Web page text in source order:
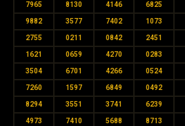
7965 8130 4146 6825
9882 3577 7402 1073
2755 0211 0842 2451
1621 0659 4270 0283
3504 6701 4266 0524
7260 1597 6849 0492
8294 3551 3741 6239
4973 7410 5688 8713